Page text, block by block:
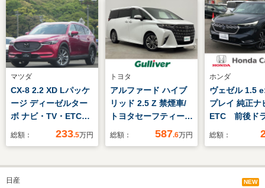
マツダ
CX-8 2.2 XD Lパッケ
ージ ディーゼルター
ボ ナビ・TV・ETC・
全方位モニター・リア
総額： 233.5万円
トヨタ
アルファード ハイブ
リッド 2.5 Z 禁煙車/
トヨタセーフティーセ
ンス/左右独立ムーン
14インチSDナビ/両側
総額： 587.6万円
ホンダ
ヴェゼル 1.5
プレイ 純正
ETC 前後ド
LED アルミ
総額：
日産 NEW